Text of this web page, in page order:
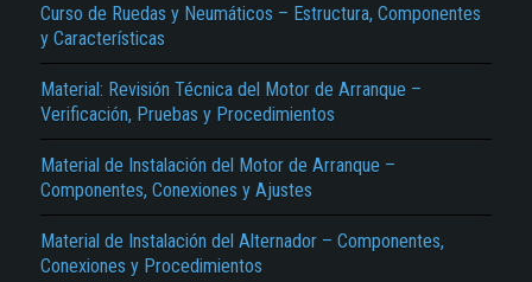
Curso de Ruedas y Neumáticos – Estructura, Componentes
y Características
Material: Revisión Técnica del Motor de Arranque –
Verificación, Pruebas y Procedimientos
Material de Instalación del Motor de Arranque –
Componentes, Conexiones y Ajustes
Material de Instalación del Alternador – Componentes,
Conexiones y Procedimientos